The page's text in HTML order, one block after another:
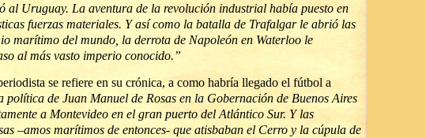
al Uruguay. La aventura de la revolución industrial había puesto en
fuerzas materiales. Y así como la batalla de Trafalgar le abrió las
marítimo del mundo, la derrota de Napoleón en Waterloo le
al más vasto imperio conocido.”
se refiere en su crónica, a como habría llegado el fútbol a
política de Juan Manuel de Rosas en la Gobernación de Buenos Aires
a Montevideo en el gran puerto del Atlántico Sur. Y las
–amos marítimos de entonces- que atisbaban el Cerro y la cúpula de